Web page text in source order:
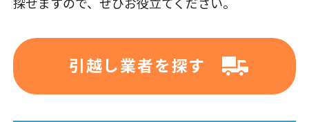
引越し業者を探す